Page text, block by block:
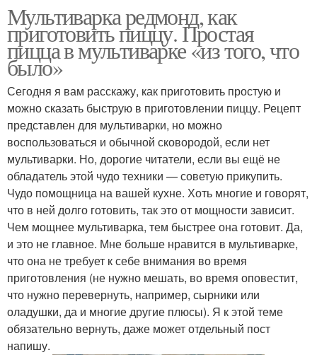
Мультиварка редмонд, как
приготовить пиццу. Простая
пицца в мультиварке «из того, что
было»
Сегодня я вам расскажу, как приготовить простую и
можно сказать быструю в приготовлении пиццу. Рецепт
представлен для мультиварки, но можно
воспользоваться и обычной сковородой, если нет
мультиварки. Но, дорогие читатели, если вы ещё не
обладатель этой чудо техники — советую прикупить.
Чудо помощница на вашей кухне. Хоть многие и говорят,
что в ней долго готовить, так это от мощности зависит.
Чем мощнее мультиварка, тем быстрее она готовит. Да,
и это не главное. Мне больше нравится в мультиварке,
что она не требует к себе внимания во время
приготовления (не нужно мешать, во время оповестит,
что нужно перевернуть, например, сырники или
оладушки, да и многие другие плюсы). Я к этой теме
обязательно вернуть, даже может отдельный пост
напишу.